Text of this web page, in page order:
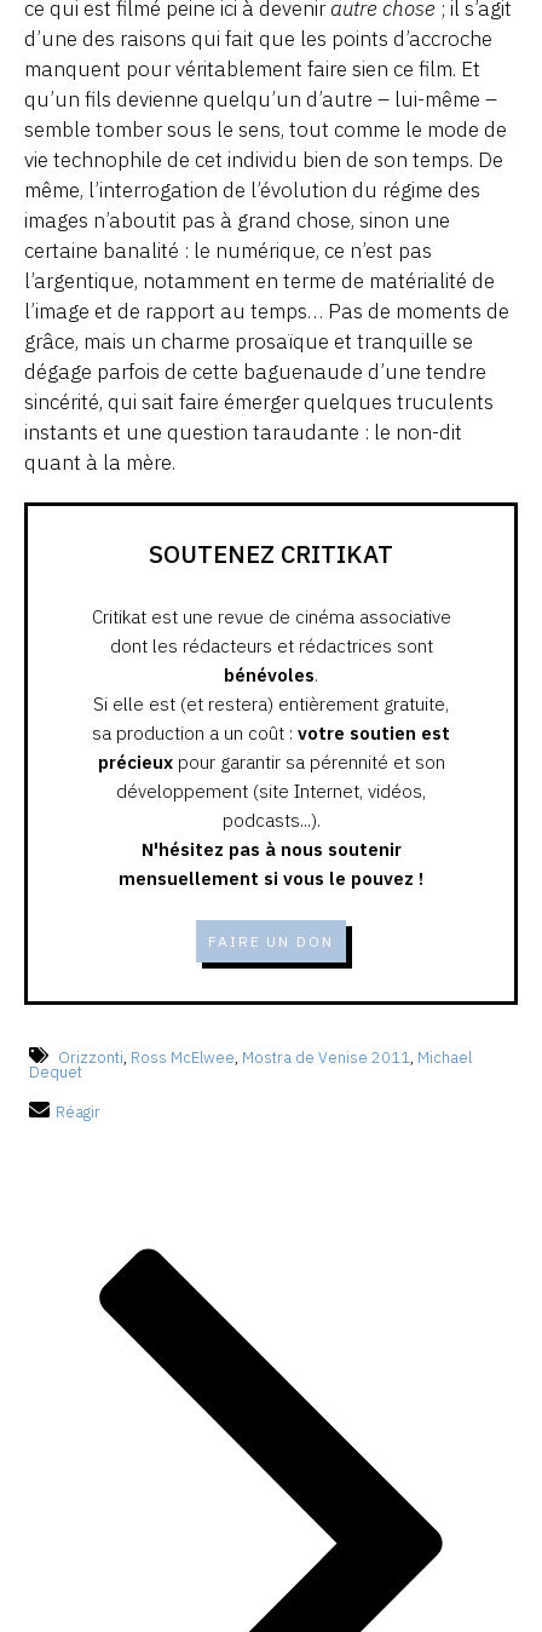
ce qui est filmé peine ici à devenirautre chose ; il s’agit
d’une des raisons qui fait que les points d’accroche
manquent pour véritablement faire sien ce film. Et
qu’un fils devienne quelqu’un d’autre – lui-même –
semble tomber sous le sens, tout comme le mode de
vie technophile de cet individu bien de son temps. De
même, l’interrogation de l’évolution du régime des
images n’aboutit pas à grand chose, sinon une
certaine banalité : le numérique, ce n’est pas
l’argentique, notamment en terme de matérialité de
l’image et de rapport au temps… Pas de moments de
grâce, mais un charme prosaïque et tranquille se
dégage parfois de cette baguenaude d’une tendre
sincérité, qui sait faire émerger quelques truculents
instants et une question taraudante : le non-dit
quant à la mère.
SOUTENEZ CRITIKAT
Critikat est une revue de cinéma associative
dont les rédacteurs et rédactrices sont
bénévoles.
Si elle est (et restera) entièrement gratuite,
sa production a un coût : votre soutien est
précieuxpour garantir sa pérennité et son
développement (site Internet, vidéos,
podcasts...).
N'hésitez pas à nous soutenir
mensuellement si vous le pouvez !
FAIRE UN DON
Orizzonti, Ross McElwee, Mostra de Venise 2011, Michael
Dequet
Réagir